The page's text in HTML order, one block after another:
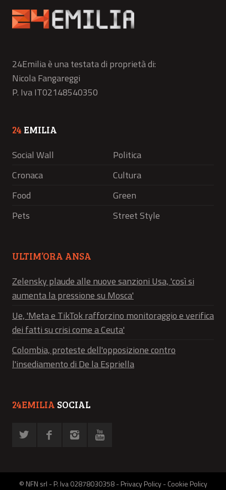
24Emilia è una testata di proprietà di:
Nicola Fangareggi
P. Iva IT02148540350
24 EMILIA
Social Wall
Politica
Cronaca
Cultura
Food
Green
Pets
Street Style
ULTIM’ORA ANSA
Zelensky plaude alle nuove sanzioni Usa, 'così si
aumenta la pressione su Mosca'
Ue, 'Meta e TikTok rafforzino monitoraggio e verifica
dei fatti su crisi come a Ceuta'
Colombia, proteste dell'opposizione contro
l'insediamento di De la Espriella
24EMILIA SOCIAL
© NFN srl - P. Iva 02878030358 -Privacy Policy-Cookie Policy